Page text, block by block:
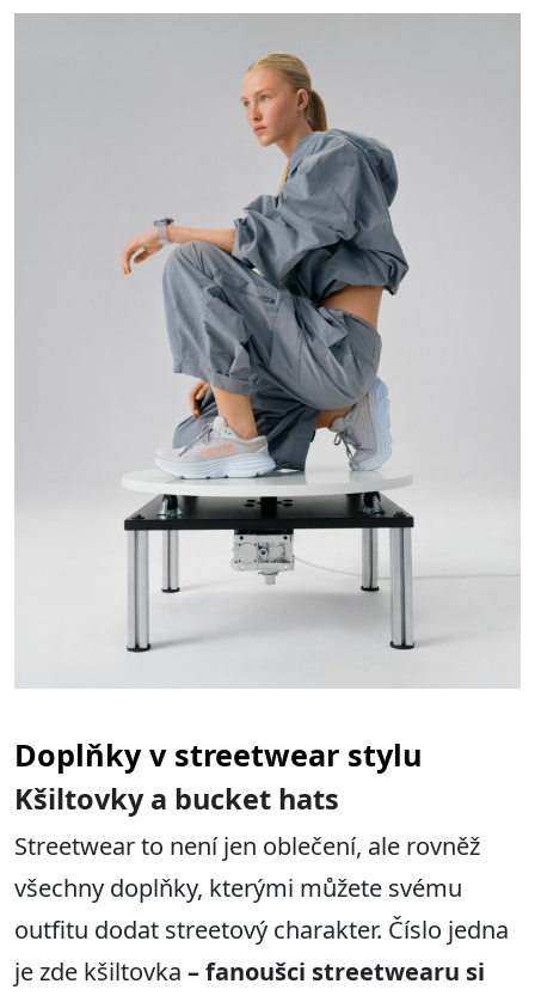
Doplňky v streetwear stylu
Kšiltovky a bucket hats
Streetwear to není jen oblečení, ale rovněž
všechny doplňky, kterými můžete svému
outfitu dodat streetový charakter. Číslo jedna
je zde kšiltovka – fanoušci streetwearu si